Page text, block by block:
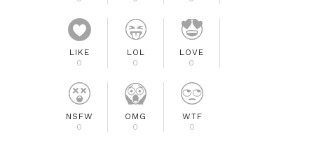
LIKE
0
LOL
0
LOVE
0
NSFW
0
OMG
0
WTF
0